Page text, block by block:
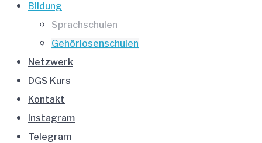
Bildung
Sprachschulen
Gehörlosenschulen
Netzwerk
DGS Kurs
Kontakt
Instagram
Telegram